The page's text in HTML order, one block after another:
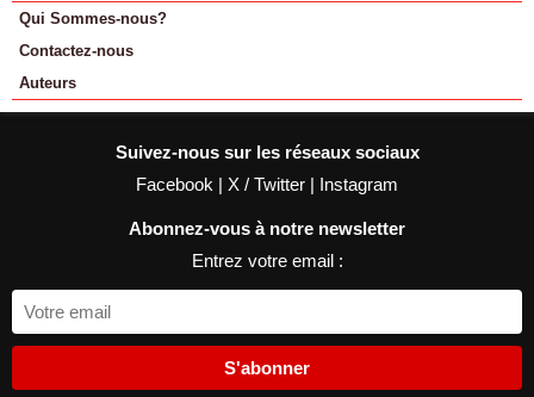
Qui Sommes-nous?
Contactez-nous
Auteurs
Suivez-nous sur les réseaux sociaux
Facebook | X / Twitter | Instagram
Abonnez-vous à notre newsletter
Entrez votre email :
S'abonner